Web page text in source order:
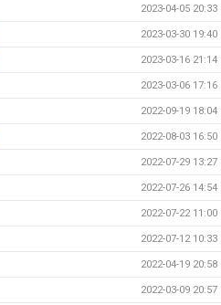
2023-04-05 20:33
2023-03-30 19:40
2023-03-16 21:14
2023-03-06 17:16
2022-09-19 18:04
2022-08-03 16:50
2022-07-29 13:27
2022-07-26 14:54
2022-07-22 11:00
2022-07-12 10:33
2022-04-19 20:58
2022-03-09 20:57